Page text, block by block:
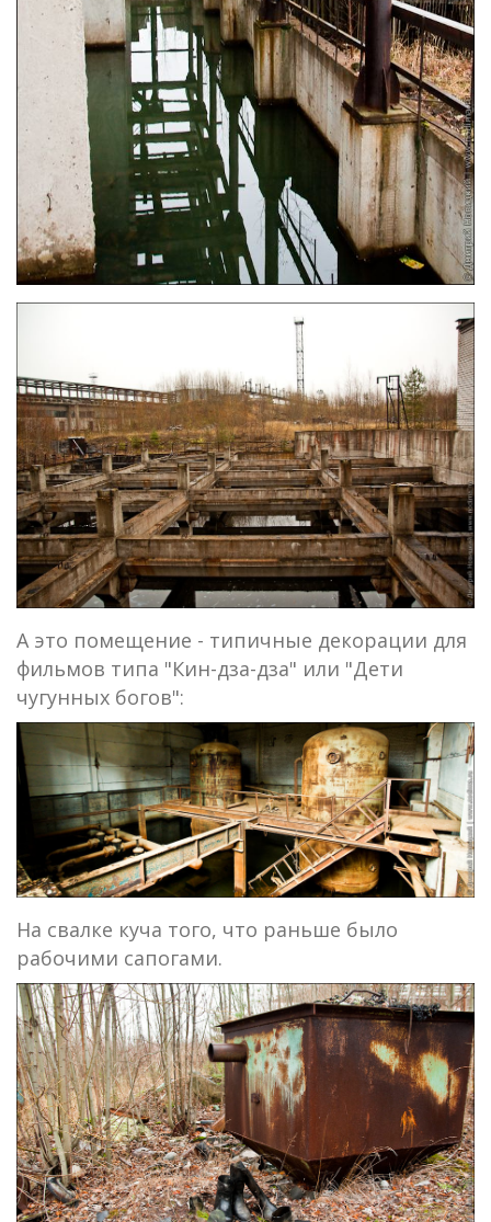
А это помещение - типичные декорации для
фильмов типа "Кин-дза-дза" или "Дети
чугунных богов":
На свалке куча того, что раньше было
рабочими сапогами.